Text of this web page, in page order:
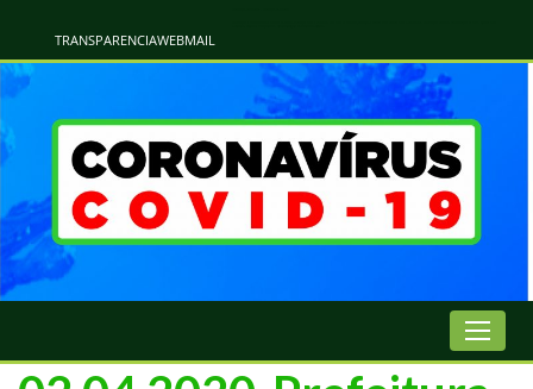
TRANSPARENCIAWEBMAIL